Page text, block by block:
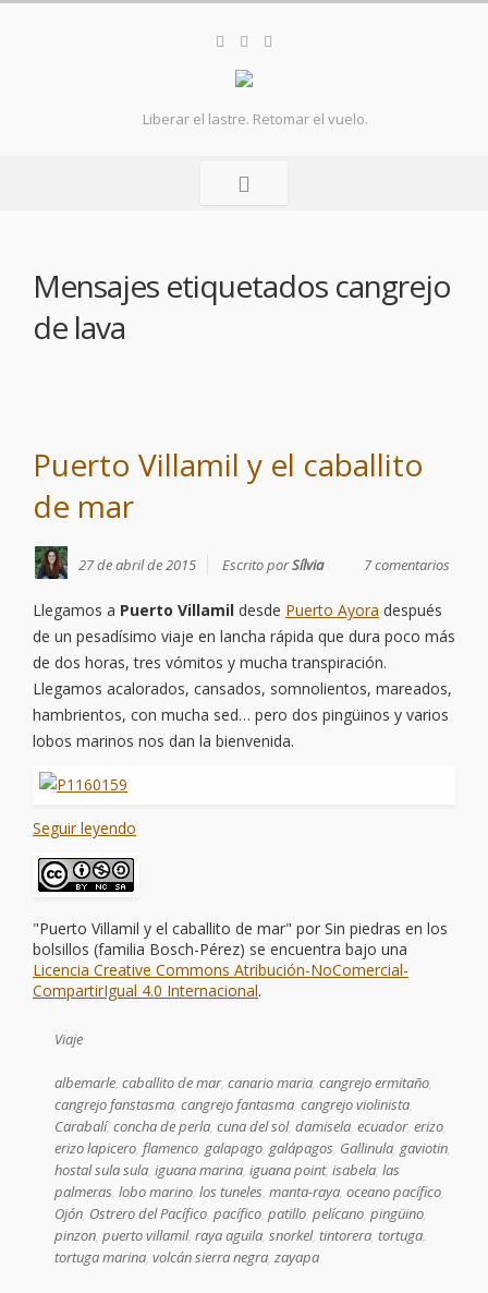
Liberar el lastre. Retomar el vuelo.
Mensajes etiquetados cangrejo
de lava
Puerto Villamil y el caballito
de mar
27 de abril de 2015 7 comentarios
Escrito porSílvia
Llegamos a Puerto Villamil desde Puerto Ayora después
de un pesadísimo viaje en lancha rápida que dura poco más
de dos horas, tres vómitos y mucha transpiración.
Llegamos acalorados, cansados, somnolientos, mareados,
hambrientos, con mucha sed… pero dos pingüinos y varios
lobos marinos nos dan la bienvenida.
Seguir leyendo
"Puerto Villamil y el caballito de mar" por Sin piedras en los
bolsillos (familia Bosch-Pérez) se encuentra bajo una
Licencia Creative Commons Atribución-NoComercial-
CompartirIgual 4.0 Internacional.
Viaje
albemarle, caballito de mar, canario maria, cangrejo ermitaño,
cangrejo fanstasma, cangrejo fantasma, cangrejo violinista,
Carabalí, concha de perla, cuna del sol, damisela, ecuador, erizo,
erizo lapicero, flamenco, galapago, galápagos, Gallinula, gaviotin,
hostal sula sula, iguana marina, iguana point, isabela, las
palmeras, lobo marino, los tuneles, manta-raya, oceano pacífico,
Ojón, Ostrero del Pacífico, pacífico, patillo, pelícano, pingüino,
pinzon, puerto villamil, raya aguila, snorkel, tintorera, tortuga,
tortuga marina, volcán sierra negra, zayapa